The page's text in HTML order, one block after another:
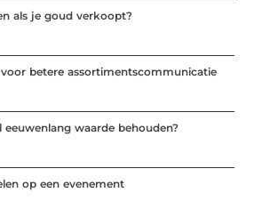
als je goud verkoopt?
betere assortimentscommunicatie
waarde behouden?
op een evenement